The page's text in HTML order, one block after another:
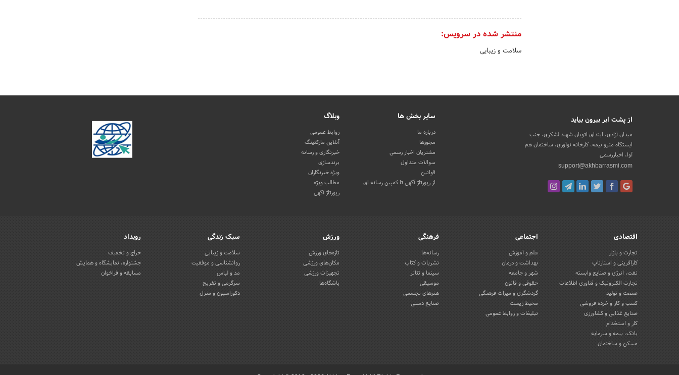
منتشر شده در سرویس:
سلامت و زیبایی
از پشت ابر بیرون بیاید
میدان آزادی، ابتدای اتوبان شهید لشکری، جنب
ایستگاه مترو بیمه، کارخانه نوآوری، ساختمان هم
آوا، اخباررسمی
support@akhbarrasmi.com
سایر بخش ها
درباره ما
مجوزها
مشتریان اخبار رسمی
سوالات متداول
قوانین
از رپورتاژ آگهی تا کمپین رسانه ای
وبلاگ
روابط عمومی
آنلاین مارکتینگ
خبرنگاری و رسانه
برندسازی
ویژه خبرنگاران
مطالب ویژه
رپورتاژ آگهی
اقتصادی
تجارت و بازار
کارآفرینی و استارتاپ
نفت، انرژی و صنایع وابسته
تجارت الکترونیک و فناوری اطلاعات
صنعت و تولید
کسب و کار و خرده فروشی
صنایع غذایی و کشاورزی
کار و استخدام
بانک، بیمه و سرمایه
مسکن و ساختمان
اجتماعی
علم و آموزش
بهداشت و درمان
شهر و جامعه
حقوقی و قانون
گردشگری و میراث فرهنگی
محیط زیست
تبلیغات و روابط عمومی
فرهنگی
رسانه‌ها
نشریات و کتاب
سینما و تئاتر
موسیقی
هنرهای تجسمی
صنایع دستی
ورزش
تازه‌های ورزش
مکان‌های ورزشی
تجهیزات ورزشی
باشگاه‌ها
سبک زندگی
سلامت و زیبایی
روانشناسی و موفقیت
مد و لباس
سرگرمی و تفریح
دکوراسیون و منزل
رویداد
حراج و تخفیف
جشنواره، نمایشگاه و همایش
مسابقه و فراخوان